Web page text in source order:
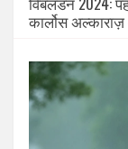
कार्लोस